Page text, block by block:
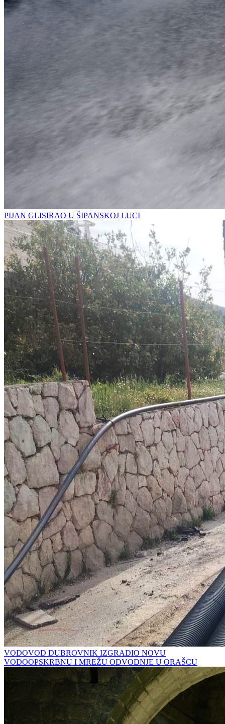
PIJAN GLISIRAO U ŠIPANSKOJ LUCI
VODOVOD DUBROVNIK IZGRADIO NOVU
VODOOPSKRBNU I MREŽU ODVODNJE U ORAŠCU